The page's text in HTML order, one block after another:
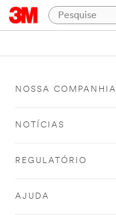
NOSSA COMPANHIA
NOTÍCIAS
REGULATÓRIO
AJUDA